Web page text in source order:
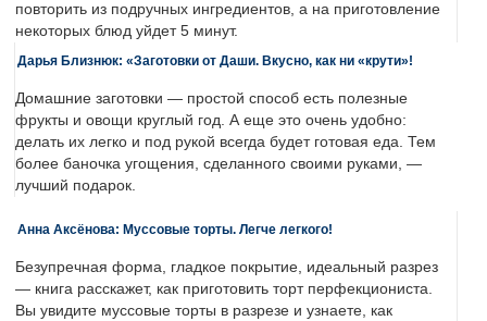
повторить из подручных ингредиентов, а на приготовление
некоторых блюд уйдет 5 минут.
Дарья Близнюк: «Заготовки от Даши. Вкусно, как ни «крути»!
Домашние заготовки — простой способ есть полезные
фрукты и овощи круглый год. А еще это очень удобно:
делать их легко и под рукой всегда будет готовая еда. Тем
более баночка угощения, сделанного своими руками, —
лучший подарок.
Анна Аксёнова: Муссовые торты. Легче легкого!
Безупречная форма, гладкое покрытие, идеальный разрез
— книга расскажет, как приготовить торт перфекциониста.
Вы увидите муссовые торты в разрезе и узнаете, как